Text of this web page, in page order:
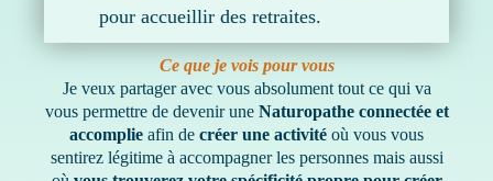
pour accueillir des retraites.
Ce que je vois pour vous
Je veux partager avec vous absolument tout ce qui va
vous permettre de devenir une Naturopathe connectée et
accomplie afin de créer une activité où vous vous
sentirez légitime à accompagner les personnes mais aussi